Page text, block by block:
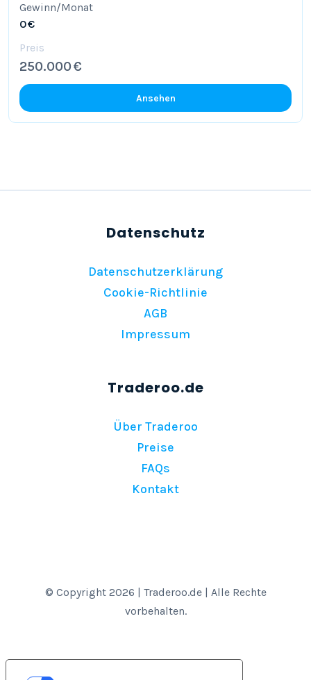
Gewinn/Monat
0 €
Preis
250.000 €
Ansehen
Datenschutzerklärung
Cookie-Richtlinie
AGB
Impressum
Über Traderoo
Preise
FAQs
Kontakt
© Copyright 2026 | Traderoo.de | Alle Rechte
vorbehalten.